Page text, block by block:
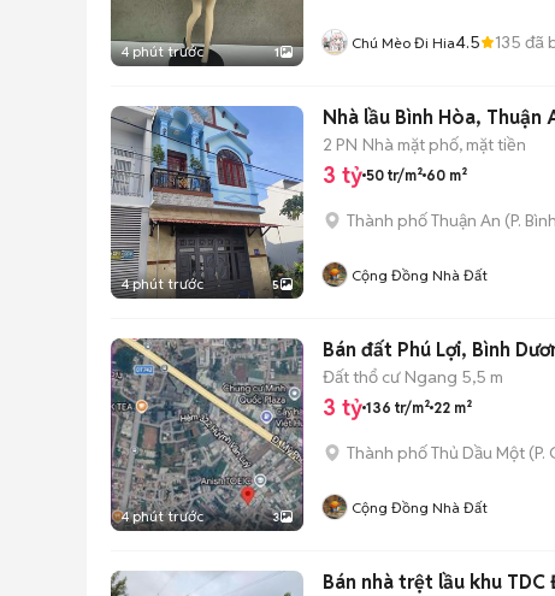
4 phút trước 1 Chú Mèo Đi Hia4.5 135 đã
4 phút trước 5
Nhà lầu Bình Hòa, Thuận
2 PN Nhà mặt phố, mặt tiền
3 tỷ 50 tr/m² 60 m²
Thành phố Thuận An (P.
Cộng Đồng Nhà Đất
4 phút trước 3
Bán đất Phú Lợi, Bình
Đất thổ cư Ngang 5,5 m
3 tỷ 136 tr/m² 22 m²
Thành phố Thủ Dầu Một (P.
Cộng Đồng Nhà Đất
Bán nhà trệt lầu khu TDC